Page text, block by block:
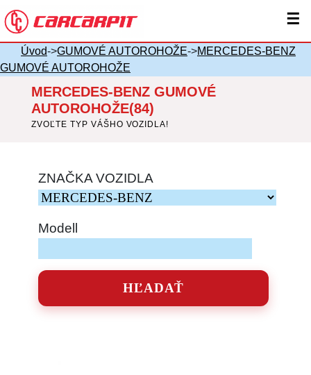
☰
Úvod->GUMOVÉ AUTOROHOŽE->MERCEDES-BENZ
GUMOVÉ AUTOROHOŽE
MERCEDES-BENZ GUMOVÉ
AUTOROHOŽE(84)
ZVOĽTE TYP VÁŠHO VOZIDLA!
ZNAČKA VOZIDLA
Modell
HĽADAŤ